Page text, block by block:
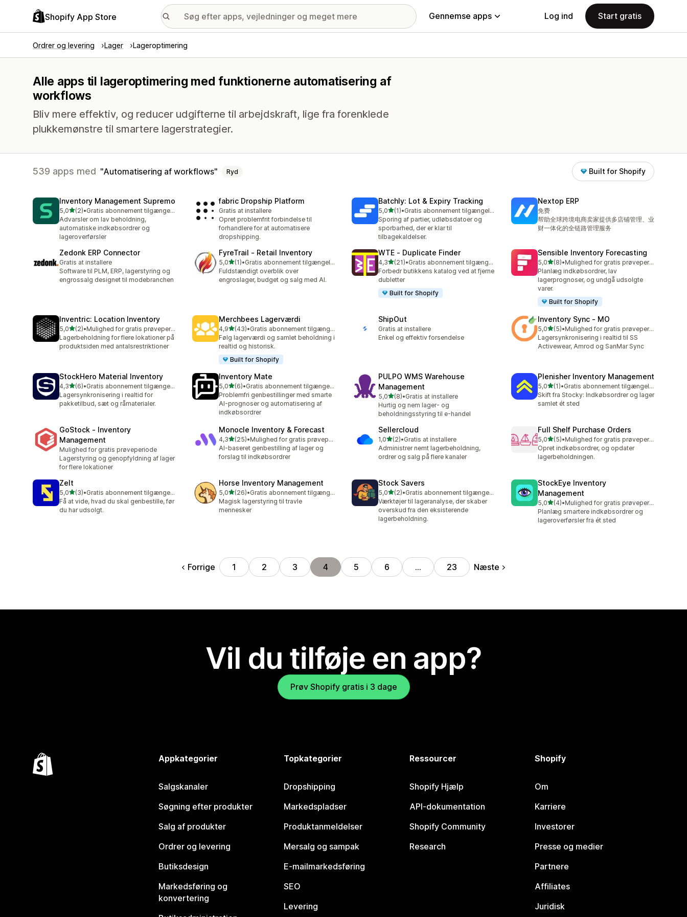
Shopify App Store Gennemse apps Log ind Start gratis
Ordrer og levering Lager Lageroptimering
Alle apps til lageroptimering med funktionerne automatisering af
workflows
Bliv mere effektiv, og reducer udgifterne til arbejdskraft, lige fra forenklede
plukkemønstre til smartere lagerstrategier.
539 apps med Automatisering af workflows Ryd Built for Shopify
Inventory Management Supremo
5,0ud af 5 stjerner
(2)
2 anmeldelser i alt
•
Gratis abonnement tilgængeligt
Advarsler om lav beholdning,
automatiske indkøbsordrer og
lageroverførsler
fabric Dropship Platform
Gratis at installere
Opret problemfrit forbindelse til
forhandlere for at automatisere
dropshipping.
Batchly: Lot & Expiry Tracking
5,0ud af 5 stjerner
(1)
1 anmeldelser i alt
•
Gratis abonnement tilgængeligt
Sporing af partier, udløbsdatoer og
sporbarhed, der er klar til
tilbagekaldelser.
Nextop ERP
免费
帮助全球跨境电商卖家提供多店铺管理、业
财一体化的全链路管理服务
Zedonk ERP Connector
Gratis at installere
Software til PLM, ERP, lagerstyring og
engrossalg designet til modebranchen
FyreTrail ‑ Retail Inventory
5,0ud af 5 stjerner
(1)
1 anmeldelser i alt
•
Gratis abonnement tilgængeligt
Fuldstændigt overblik over
engroslager, budget og salg med AI.
WTE ‑ Duplicate Finder
4,3ud af 5 stjerner
(21)
21 anmeldelser i alt
•
Gratis abonnement tilgængeligt
Forbedr butikkens katalog ved at fjerne
dubletter
Built for Shopify
Sensible Inventory Forecasting
5,0ud af 5 stjerner
(8)
8 anmeldelser i alt
•
Mulighed for gratis prøveperiode
Planlæg indkøbsordrer, lav
lagerprognoser, og undgå udsolgte
varer.
Built for Shopify
Inventric: Location Inventory
5,0ud af 5 stjerner
(2)
2 anmeldelser i alt
•
Mulighed for gratis prøveperiode
Lagerbeholdning for flere lokationer på
produktsiden med antalsrestriktioner
Merchbees Lagerværdi
4,9ud af 5 stjerner
(43)
43 anmeldelser i alt
•
Gratis abonnement tilgængeligt
Følg lagerværdi og samlet beholdning i
realtid og historisk.
Built for Shopify
ShipOut
Gratis at installere
Enkel og effektiv forsendelse
Inventory Sync ‑ MO
5,0ud af 5 stjerner
(5)
5 anmeldelser i alt
•
Mulighed for gratis prøveperiode
Lagersynkronisering i realtid til SS
Activewear, Amrod og SanMar Sync
StockHero Material Inventory
4,3ud af 5 stjerner
(6)
6 anmeldelser i alt
•
Gratis abonnement tilgængeligt
Lagersynkronisering i realtid for
pakketilbud, sæt og råmaterialer.
Inventory Mate
5,0ud af 5 stjerner
(6)
6 anmeldelser i alt
•
Gratis abonnement tilgængeligt
Problemfri genbestillinger med smarte
AI-prognoser og automatisering af
indkøbsordrer
PULPO WMS Warehouse
Management
5,0ud af 5 stjerner
(8)
8 anmeldelser i alt
•Gratis at installere
Hurtig og nem lager- og
beholdningsstyring til e-handel
Plenisher Inventory Management
5,0ud af 5 stjerner
(1)
1 anmeldelser i alt
•
Gratis abonnement tilgængeligt
Skift fra Stocky: Indkøbsordrer og lager
samlet ét sted
GoStock ‑ Inventory
Management
Mulighed for gratis prøveperiode
Lagerstyring og genopfyldning af lager
for flere lokationer
Monocle Inventory & Forecast
4,3ud af 5 stjerner
(25)
25 anmeldelser i alt
•
Mulighed for gratis prøveperiode
AI-baseret genbestilling af lager og
forslag til indkøbsordrer
Sellercloud
1,0ud af 5 stjerner
(2)
2 anmeldelser i alt
•Gratis at installere
Administrer nemt lagerbeholdning,
ordrer og salg på flere kanaler
Full Shelf Purchase Orders
5,0ud af 5 stjerner
(5)
5 anmeldelser i alt
•
Mulighed for gratis prøveperiode
Opret indkøbsordrer, og opdater
lagerbeholdningen.
Zelt
5,0ud af 5 stjerner
(3)
3 anmeldelser i alt
•
Gratis abonnement tilgængeligt
Få at vide, hvad du skal genbestille, før
du har udsolgt.
Horse Inventory Management
5,0ud af 5 stjerner
(26)
26 anmeldelser i alt
•
Gratis abonnement tilgængeligt
Magisk lagerstyring til travle
mennesker
Stock Savers
5,0ud af 5 stjerner
(2)
2 anmeldelser i alt
•
Gratis abonnement tilgængeligt
Værktøjer til lageranalyse, der skaber
overskud fra den eksisterende
lagerbeholdning.
StockEye Inventory
Management
5,0ud af 5 stjerner
(4)
4 anmeldelser i alt
•
Mulighed for gratis prøveperiode
Planlæg smartere indkøbsordrer og
lageroverførsler fra ét sted
Forrige 1 2 3 4 5 6 … 23 Næste
Vil du tilføje en app?
Prøv Shopify gratis i 3 dage
Appkategorier
Salgskanaler
Søgning efter produkter
Salg af produkter
Ordrer og levering
Butiksdesign
Markedsføring og
konvertering
Topkategorier
Dropshipping
Markedspladser
Produktanmeldelser
Mersalg og sampak
E-mailmarkedsføring
SEO
Levering
Ressourcer
Shopify Hjælp
API-dokumentation
Shopify Community
Research
Shopify
Om
Karriere
Investorer
Presse og medier
Partnere
Affiliates
Juridisk